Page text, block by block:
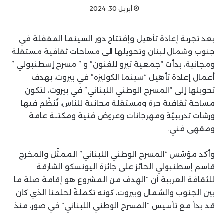
أبريل 30, 2024
بعد تجربة إعادة تأهيل وإفتتاح دور السينما المقفلة في
جنوب وشمال لبنان وتحويلها الى مساحات ثقافية مستقلة
ومجانية، بدأت “جمعية تيرو للفنون” و ” مسرح إسطنبولي ”
أعمال إعادة تأهيل “سينما الكوليزه” في بيروت، بهدف
تحويلها إلى “المسرح الوطني اللبناني” في بيروت، لتكون
مساحة ثقافية حرة ومستقلة مجانية للناس، تُنظَّم فيها
ورشات تدريبيّة ومهرجانات وعروض فنية ومكتبة عامة
ومقهى فني.
وأكد مؤسّس “المسرح الوطني اللبناني” الممثّل والمخرج
قاسم إسطنبولي الحائز على جائزة اليونسكو الشارقة
للثقافة العربية أن “الهدف من المشروع هو إقامة صلة ما
بين الجنوب والشمال وبيروت، كونه تكملةً لحلمنا الذي كان
قد بدأ مع تأسيس “المسرح الوطني اللبناني” في صور، منذ